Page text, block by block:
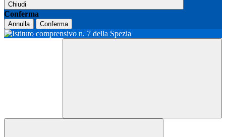
Chiudi
Conferma
Annulla Conferma